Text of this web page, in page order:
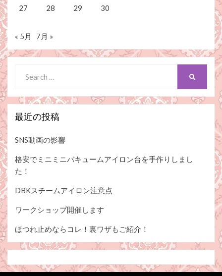
27 28 29 30
« 5月 7月 »
for:
SEARCH
最近の投稿
SNS動画の影響
格安でミニミニバキュームアイロン台を手作りしまし
た！
DBKスチームアイロン注意点
ワークショップ開催します
ほつれ止めならコレ！裏ワザもご紹介！